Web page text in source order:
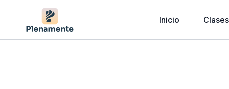
Inicio Clases